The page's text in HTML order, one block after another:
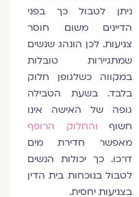
ניתן לטבול כך בפני
הדיינים משום חוסר
צניעות. לכן הונהג שנשים
שמתגיירות טובלות
במקווה כשלגופן חלוק
בלבד. בשעת הטבילה
גופה של האישה אינו
חשוף
והחלוק הרופף
מאפשר חדירת מים
דרכו. כך יכולות הנשים
לטבול בנוכחות בית הדין
בצניעות יחסית.